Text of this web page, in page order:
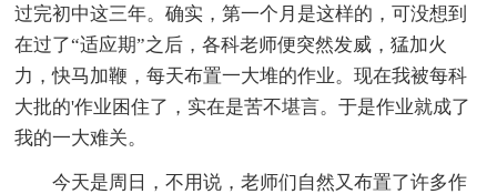
过完初中这三年。确实，第一个月是这样的，可没想到
在过了“适应期”之后，各科老师便突然发威，猛加火
力，快马加鞭，每天布置一大堆的作业。现在我被每科
大批的'作业困住了，实在是苦不堪言。于是作业就成了
我的一大难关。
今天是周日，不用说，老师们自然又布置了许多作